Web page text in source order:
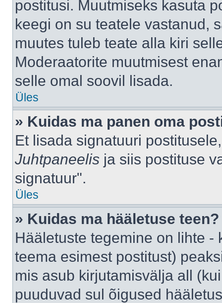
postitusi. Muutmiseks kasuta
keegi on su teatele vastanud,
muutes tuleb teate alla kiri
Moderaatorite muutmisest
selle omal soovil lisada.
Üles
» Kuidas ma panen oma
Et lisada signatuuri
Juhtpaneelis ja siis postituse
signatuur".
Üles
» Kuidas ma hääletuse teen?
Hääletuste tegemine on lihte
teema esimest postitust)
mis asub kirjutamisvälja all
puuduvad sul õigused